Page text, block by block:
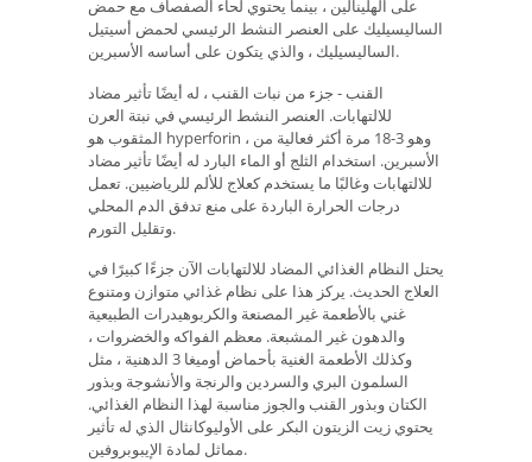
على الهلينالين ، بينما يحتوي لحاء الصفصاف مع حمض
الساليسيليك على العنصر النشط الرئيسي لحمض أسيتيل
الساليسيليك ، والذي يتكون على أساسه الأسبرين.
القنب - جزء من نبات القنب ، له أيضًا تأثير مضاد
للالتهابات. العنصر النشط الرئيسي في نبتة العرن
المثقوب هو hyperforin ، وهو 3-18 مرة أكثر فعالية من
الأسبرين. استخدام الثلج أو الماء البارد له أيضًا تأثير مضاد
للالتهابات وغالبًا ما يستخدم كعلاج للألم للرياضيين. تعمل
درجات الحرارة الباردة على منع تدفق الدم المحلي
وتقليل التورم.
يحتل النظام الغذائي المضاد للالتهابات الآن جزءًا كبيرًا في
العلاج الحديث. يركز هذا على نظام غذائي متوازن ومتنوع
غني بالأطعمة غير المصنعة والكربوهيدرات الطبيعية
والدهون غير المشبعة. معظم الفواكه والخضروات ،
وكذلك الأطعمة الغنية بأحماض أوميغا 3 الدهنية ، مثل
السلمون البري والسردين والرنجة والأنشوجة وبذور
الكتان وبذور القنب والجوز مناسبة لهذا النظام الغذائي.
يحتوي زيت الزيتون البكر على الأوليوكانثال الذي له تأثير
مماثل لمادة الإيبوبروفين.